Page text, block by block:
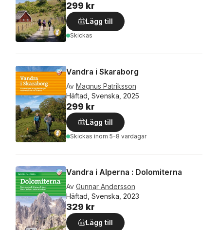
299 kr
Lägg till
Skickas
Vandra i Skaraborg
Av Magnus Patriksson
Häftad, Svenska, 2025
299 kr
Lägg till
Skickas inom 5-8 vardagar
Vandra i Alperna : Dolomiterna
Av Gunnar Andersson
Häftad, Svenska, 2023
329 kr
Lägg till